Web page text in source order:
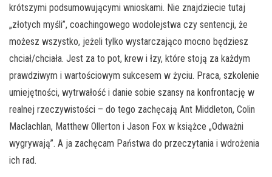
krótszymi podsumowującymi wnioskami. Nie znajdziecie tutaj
„złotych myśli”, coachingowego wodolejstwa czy sentencji, że
możesz wszystko, jeżeli tylko wystarczająco mocno będziesz
chciał/chciała. Jest za to pot, krew i łzy, które stoją za każdym
prawdziwym i wartościowym sukcesem w życiu. Praca, szkolenie
umiejętności, wytrwałość i danie sobie szansy na konfrontację w
realnej rzeczywistości – do tego zachęcają Ant Middleton, Colin
Maclachlan, Matthew Ollerton i Jason Fox w książce „Odważni
wygrywają”. A ja zachęcam Państwa do przeczytania i wdrożenia
ich rad.